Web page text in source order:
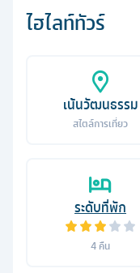
ไฮไลท์ทัวร์
เน้นวัฒนธรรม
สไตล์การเที่ยว
ระดับที่พัก
4 คืน